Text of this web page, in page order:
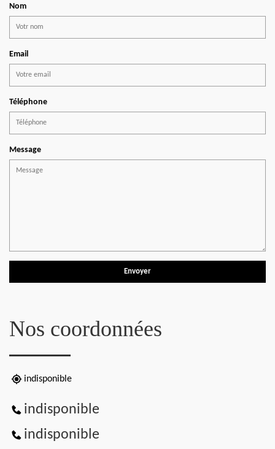
Nom
Email
Téléphone
Message
Nos coordonnées
indisponible
indisponible
indisponible